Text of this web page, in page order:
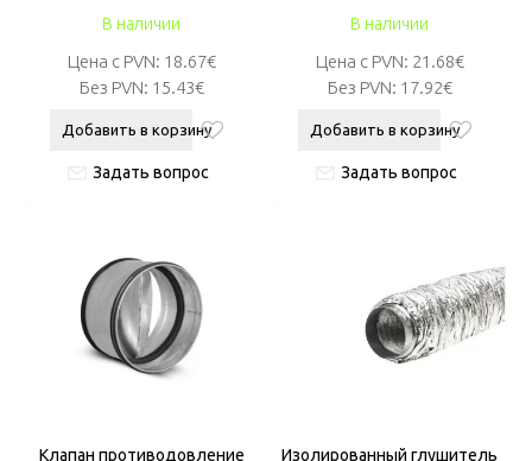
В наличии
Цена с PVN: 18.67€
Без PVN: 15.43€
Добавить в корзину
Задать вопрос
В наличии
Цена с PVN: 21.68€
Без PVN: 17.92€
Добавить в корзину
Задать вопрос
Клапан противодовление Изолированный глушитель